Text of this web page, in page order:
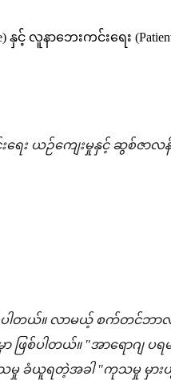
နှင့် လူနာဘေးကင်းရေး
င်းရေး ယဉ်ကျေးမှုနှင့် ဆွစ်ဇာလ
ြစ်ပါတယ်။ လာမယ့် စက်တင်ဘာ
ဖြစ်ပါတယ်။ "အာရောဂျ ပရ
မှု ခံယူရတဲ့အခါ "ကုသမှု မှား